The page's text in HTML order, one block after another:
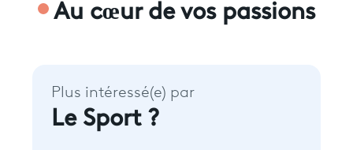
Au cœur de vos passions
Plus intéressé(e) par
Le Sport ?